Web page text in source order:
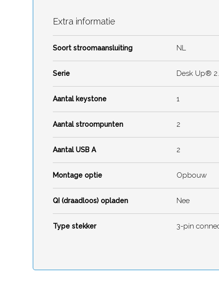
Extra informatie
Soort stroomaansluiting NL
Serie Desk Up®
Aantal keystone 1
Aantal stroompunten 2
Aantal USB A 2
Montage optie Opbouw
QI (draadloos) opladen Nee
Type stekker 3-pin